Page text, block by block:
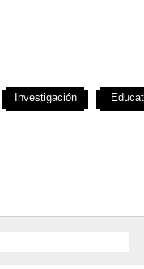
Investigación